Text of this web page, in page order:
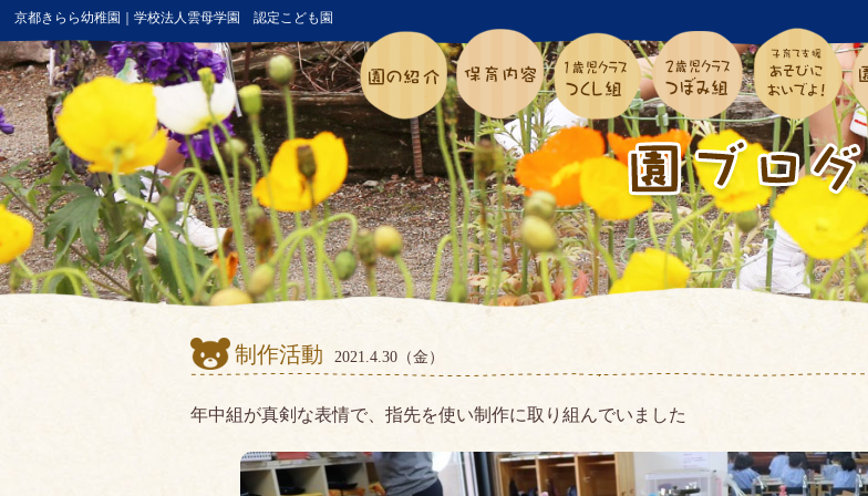
京都きらら幼稚園｜学校法人雲母学園 認定こども園
制作活動 2021.4.30（金）
年中組が真剣な表情で、指先を使い制作に取り組んでいました